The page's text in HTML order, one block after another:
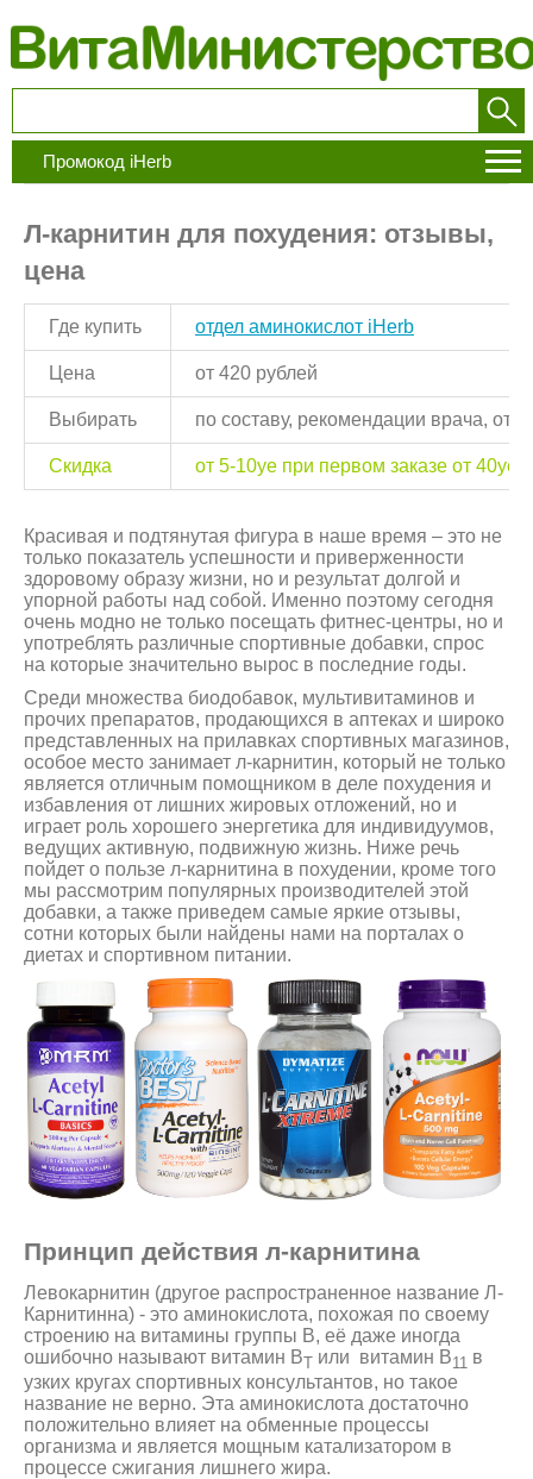
Промокод iHerb
Л-карнитин для похудения: отзывы,
цена
Где купить отдел аминокислот iHerb
Цена от 420 рублей
Выбирать по составу, рекомендации врача,
Скидка от 5-10уе при первом заказе от 40уе,
Красивая и подтянутая фигура в наше время – это не
только показатель успешности и приверженности
здоровому образу жизни, но и результат долгой и
упорной работы над собой. Именно поэтому сегодня
очень модно не только посещать фитнес-центры, но и
употреблять различные спортивные добавки, спрос
на которые значительно вырос в последние годы.
Среди множества биодобавок, мультивитаминов и
прочих препаратов, продающихся в аптеках и широко
представленных на прилавках спортивных магазинов,
особое место занимает л-карнитин, который не только
является отличным помощником в деле похудения и
избавления от лишних жировых отложений, но и
играет роль хорошего энергетика для индивидуумов,
ведущих активную, подвижную жизнь. Ниже речь
пойдет о пользе л-карнитина в похудении, кроме того
мы рассмотрим популярных производителей этой
добавки, а также приведем самые яркие отзывы,
сотни которых были найдены нами на порталах о
диетах и спортивном питании.
Принцип действия л-карнитина
Левокарнитин (другое распространенное название Л-
Карнитинна) - это аминокислота, похожая по своему
строению на витамины группы В, её даже иногда
ошибочно называют витамин BT или витамин B11 в
узких кругах спортивных консультантов, но такое
название не верно. Эта аминокислота достаточно
положительно влияет на обменные процессы
организма и является мощным катализатором в
процессе сжигания лишнего жира.